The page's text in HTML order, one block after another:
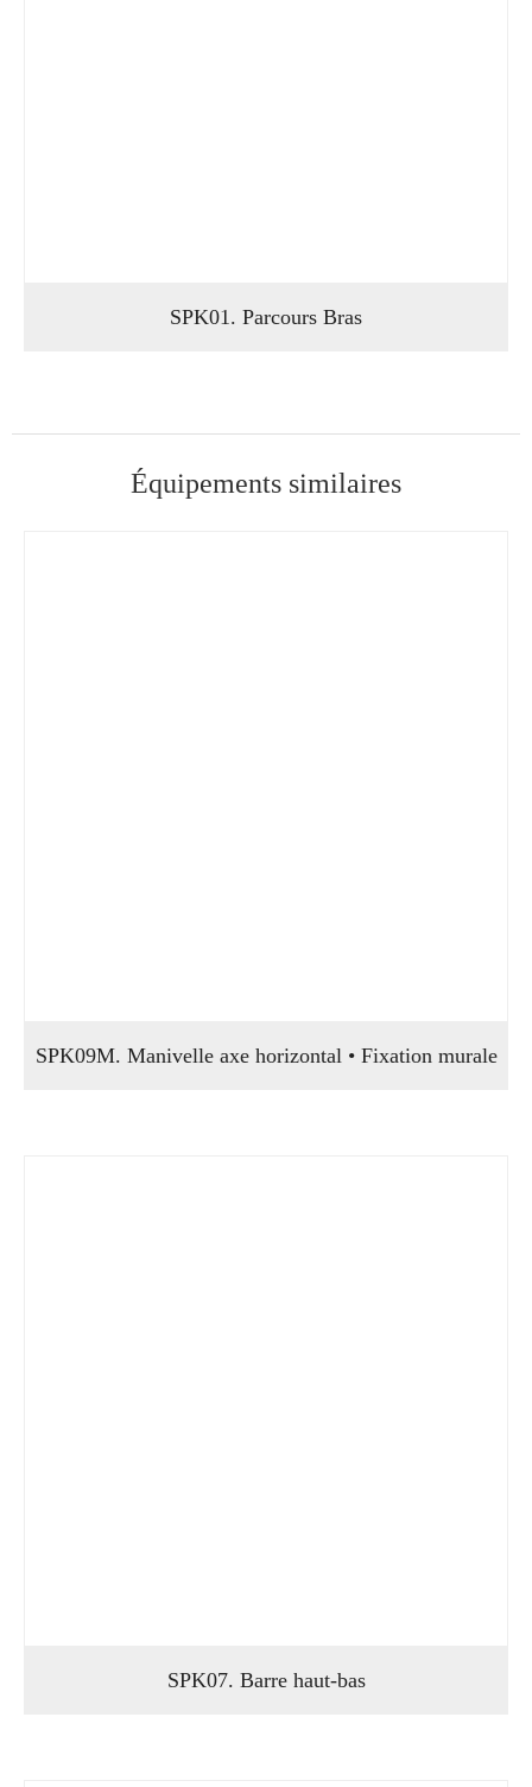
SPK01. Parcours Bras
Équipements similaires
SPK09M. Manivelle axe horizontal • Fixation murale
SPK07. Barre haut-bas